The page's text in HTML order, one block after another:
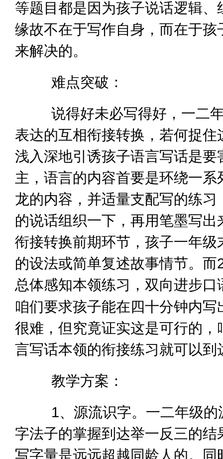
等题目都是因为孩子说话逻辑
缘故不在于写作自身，而在于
来解决的。
难点突破：
说得好未必写得好，一二年
表达的互相衔接转换，若何捉
浅入深地引诱孩子语言写话是
主，语言的内容首要是环绕一
龙的内容，并适量支配写的练
的说话组织一下，再用笔墨写
衔接转换前期环节，孩子一年
的设法或简单复述故事情节。
总体感知本领练习，双向进步
咱们要求孩子能在四十分钟内写
很难，但究竟证实这是可行的
言写话本领的衔接练习就可以到
教学方案：
1、源流识字。一二年级的
字法子的掌握到达举一反三的
写字量是远远超越同龄人的。